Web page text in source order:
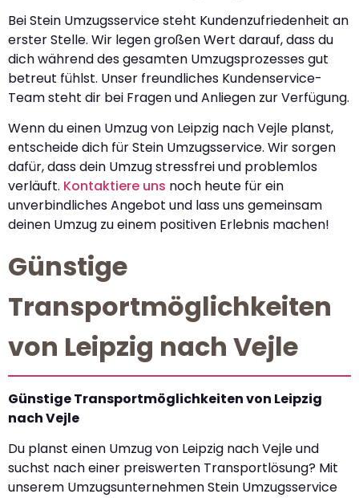
Bei Stein Umzugsservice steht Kundenzufriedenheit an
erster Stelle. Wir legen großen Wert darauf, dass du
dich während des gesamten Umzugsprozesses gut
betreut fühlst. Unser freundliches Kundenservice-
Team steht dir bei Fragen und Anliegen zur Verfügung.
Wenn du einen Umzug von Leipzig nach Vejle planst,
entscheide dich für Stein Umzugsservice. Wir sorgen
dafür, dass dein Umzug stressfrei und problemlos
verläuft. Kontaktiere uns noch heute für ein
unverbindliches Angebot und lass uns gemeinsam
deinen Umzug zu einem positiven Erlebnis machen!
Günstige
Transportmöglichkeiten
von Leipzig nach Vejle
Günstige Transportmöglichkeiten von Leipzig
nach Vejle
Du planst einen Umzug von Leipzig nach Vejle und
suchst nach einer preiswerten Transportlösung? Mit
unserem Umzugsunternehmen Stein Umzugsservice